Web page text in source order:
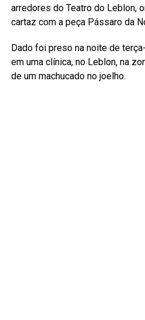
arredores do Teatro do Leblon,
cartaz com a peça Pássaro da
Dado foi preso na noite de
em uma clínica, no Leblon, na
de um machucado no joelho.